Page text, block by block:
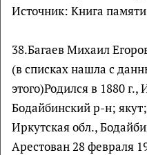
Источник: Книга
38.Багаев Михаил
(в списках нашла с
этого)Родился в 1880 г.,
Бодайбинский р-н;
Иркутская обл.,
Арестован 28 февраля